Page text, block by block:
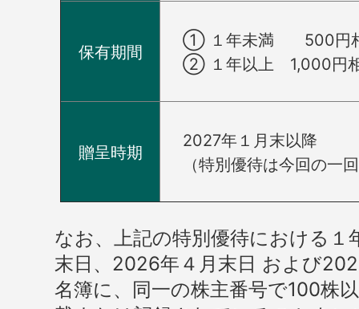
保有期間
① １年未満 500円
② １年以上 1,000円
贈呈時期
2027年１月末以降
（特別優待は今回の一
なお、上記の特別優待における
末日、2026年４月末日 および
名簿に、同一の株主番号で100株